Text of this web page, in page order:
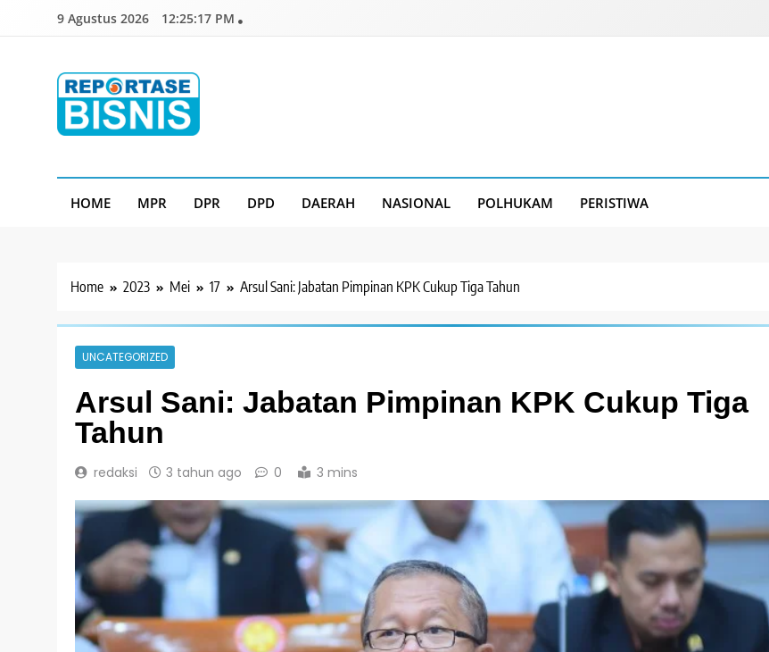
9 Agustus 2026 12:25:18 PM
HOME MPR DPR DPD DAERAH NASIONAL POLHUKAM PERISTIWA
Home 2023 Mei 17 Arsul Sani: Jabatan Pimpinan KPK Cukup Tiga Tahun
UNCATEGORIZED
Arsul Sani: Jabatan Pimpinan KPK Cukup Tiga
Tahun
redaksi 3 tahun ago 0 3 mins